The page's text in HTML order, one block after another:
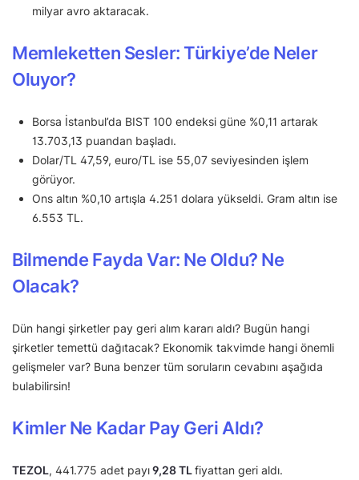
milyar avro aktaracak.
Memleketten Sesler: Türkiye’de Neler
Oluyor?
Borsa İstanbul’da BIST 100 endeksi güne %0,11 artarak
13.703,13 puandan başladı.
Dolar/TL 47,59, euro/TL ise 55,07 seviyesinden işlem
görüyor.
Ons altın %0,10 artışla 4.251 dolara yükseldi. Gram altın ise
6.553 TL.
Bilmende Fayda Var: Ne Oldu? Ne
Olacak?
Dün hangi şirketler pay geri alım kararı aldı? Bugün hangi
şirketler temettü dağıtacak? Ekonomik takvimde hangi önemli
gelişmeler var? Buna benzer tüm soruların cevabını aşağıda
bulabilirsin!
Kimler Ne Kadar Pay Geri Aldı?
TEZOL, 441.775 adet payı9,28 TLfiyattan geri aldı.